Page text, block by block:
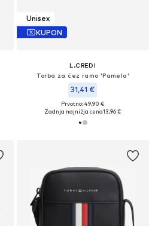
Unisex
KUPON
L.CREDI
Torba za čez ramo 'Pamela'
31,41 €
Prvotno: 49,90 €
Zadnja najnižja cena13,96 €